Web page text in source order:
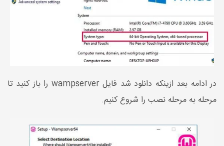
در ادامه بعد ازینکه دانلود شد فایل wampserver را باز کنید تا
مرحله به مرحله نصب را شروع کنیم.